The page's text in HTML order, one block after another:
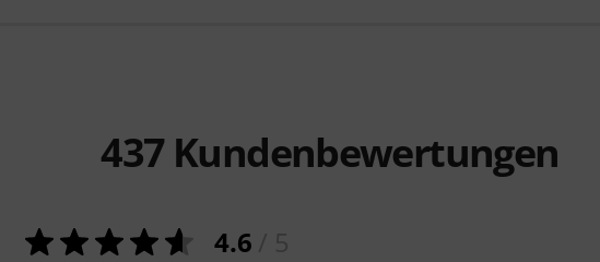
437Kundenbewertungen
4.6